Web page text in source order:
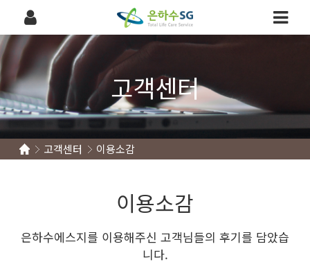
고객센터
고객센터 이용소감
이용소감
은하수에스지를 이용해주신 고객님들의 후기를 담았습
니다.